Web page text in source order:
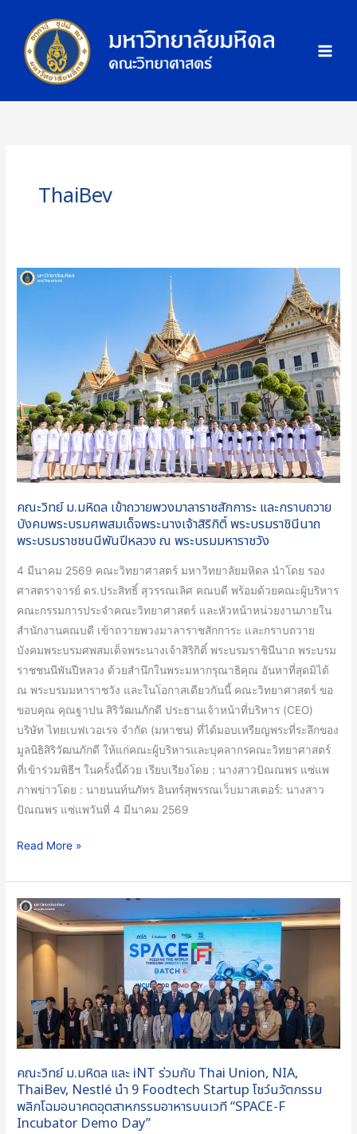
content
ThaiBev
คณะวิทย์ ม.มหิดล เข้าถวายพวงมาลาราชสักการะ และกราบถวาย
บังคมพระบรมศพสมเด็จพระนางเจ้าสิริกิติ์ พระบรมราชินีนาถ
พระบรมราชชนนีพันปีหลวง ณ พระบรมมหาราชวัง
4 มีนาคม 2569 คณะวิทยาศาสตร์ มหาวิทยาลัยมหิดล นำโดย รอง
ศาสตราจารย์ ดร.ประสิทธิ์ สุวรรณเลิศ คณบดี พร้อมด้วยคณะผู้บริหาร
คณะกรรมการประจำคณะวิทยาศาสตร์ และหัวหน้าหน่วยงานภายใน
สำนักงานคณบดี เข้าถวายพวงมาลาราชสักการะ และกราบถวาย
บังคมพระบรมศพสมเด็จพระนางเจ้าสิริกิติ์ พระบรมราชินีนาถ พระบรม
ราชชนนีพันปีหลวง ด้วยสำนึกในพระมหากรุณาธิคุณ อันหาที่สุดมิได้
ณ พระบรมมหาราชวัง และในโอกาสเดียวกันนี้ คณะวิทยาศาสตร์ ขอ
ขอบคุณ คุณฐาปน สิริวัฒนภักดี ประธานเจ้าหน้าที่บริหาร (CEO)
บริษัท ไทยเบฟเวอเรจ จำกัด (มหาชน) ที่ได้มอบเหรียญพระที่ระลึกของ
มูลนิธิสิริวัฒนภักดี ให้แก่คณะผู้บริหารและบุคลากรคณะวิทยาศาสตร์
ที่เข้าร่วมพิธีฯ ในครั้งนี้ด้วย เรียบเรียงโดย : นางสาวปัณณพร แซ่แพ
ภาพข่าวโดย : นายนนท์นภัทร อินทร์สุพรรณเว็บมาสเตอร์: นางสาว
ปัณณพร แซ่แพวันที่ 4 มีนาคม 2569
คณะ
ราช
สัก
การะ
และ
ถวาย
บังคม
ศพ
สมเด็จ
พระนาง
เจ้า
สิ
ริกิ
ติ์
พระบรม
ราชินีนาถ
พระบรม
ราช
ชนนี
พันปี
วัง
Read More »
คณะวิทย์ ม.มหิดล และ iNT ร่วมกับ Thai Union, NIA,
ThaiBev, Nestlé นำ 9 Foodtech Startup โชว์นวัตกรรม
พลิกโฉมอนาคตอุตสาหกรรมอาหารบนเวที “SPACE-F
Incubator Demo Day”
คณะ
วิทย์
ม.มหิดล
และ
ร่วม
กับ
Thai
Union,
NIA,
ThaiBev,
Nestlé